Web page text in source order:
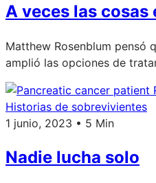
A veces las
Matthew Rosenblum pensó
amplió las opciones de
Historias de sobrevivientes
1 junio, 2023 • 5 Min
Nadie lucha solo